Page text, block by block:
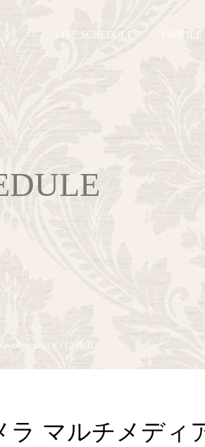
LIVE SCHEDULE PROFILE
in ヨドバシ梅田』
マルチメディ